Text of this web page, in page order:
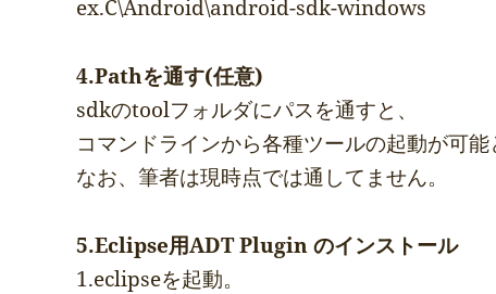
ex.C\Android\android-sdk-windows
4.Pathを通す(任意)
sdkのtoolフォルダにパスを通すと、
コマンドラインから各種ツールの起動が可能
なお、筆者は現時点では通してません。
5.Eclipse用ADT Plugin のインストール
1.eclipseを起動。